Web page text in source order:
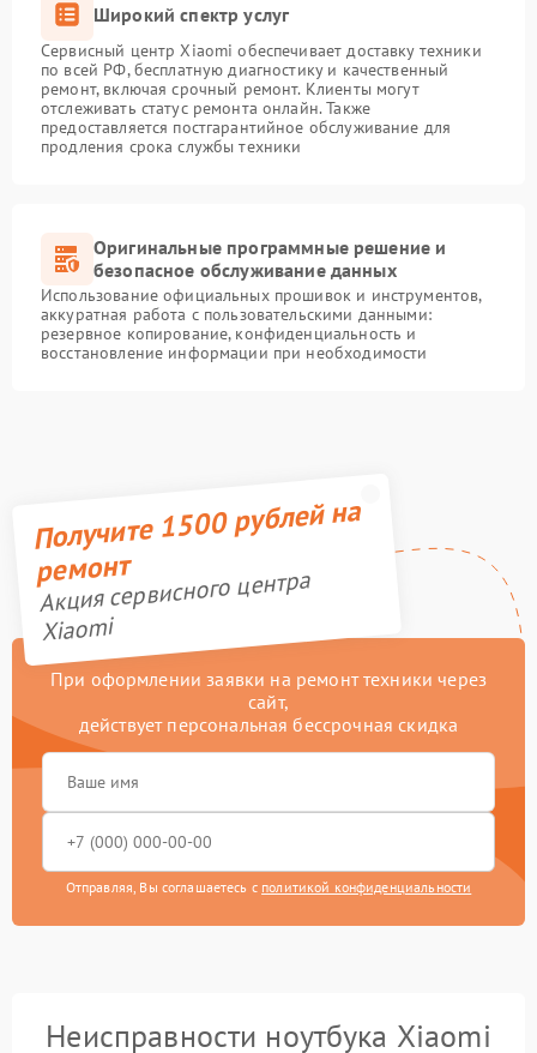
Широкий спектр услуг
Сервисный центр Xiaomi обеспечивает доставку техники
по всей РФ, бесплатную диагностику и качественный
ремонт, включая срочный ремонт. Клиенты могут
отслеживать статус ремонта онлайн. Также
предоставляется постгарантийное обслуживание для
продления срока службы техники
Оригинальные программные решение и
безопасное обслуживание данных
Использование официальных прошивок и инструментов,
аккуратная работа с пользовательскими данными:
резервное копирование, конфиденциальность и
восстановление информации при необходимости
Получите 1500 рублей на
ремонт
Акция сервисного центра
Xiaomi
При оформлении заявки на ремонт техники через
сайт,
действует персональная бессрочная скидка
Отправляя, Вы соглашаетесь с политикой конфиденциальности
Неисправности ноутбука Xiaomi